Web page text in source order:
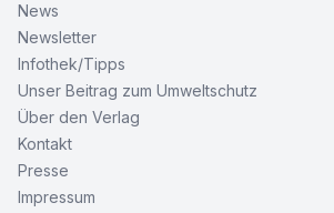
News
Newsletter
Infothek/Tipps
Unser Beitrag zum Umweltschutz
Über den Verlag
Kontakt
Presse
Impressum